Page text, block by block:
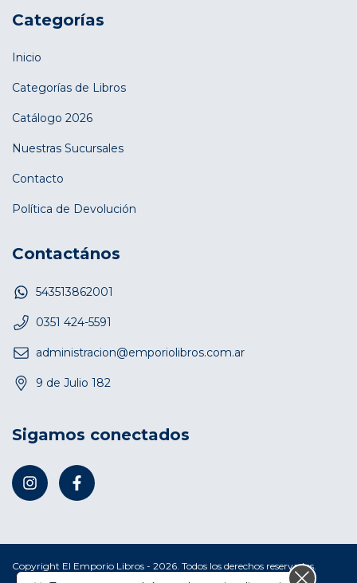
Categorías
Inicio
Categorías de Libros
Catálogo 2026
Nuestras Sucursales
Contacto
Política de Devolución
Contactános
543513862001
0351 424-5591
administracion@emporiolibros.com.ar
9 de Julio 182
Sigamos conectados
Copyright El Emporio Libros - 2026. Todos los derechos reservados.